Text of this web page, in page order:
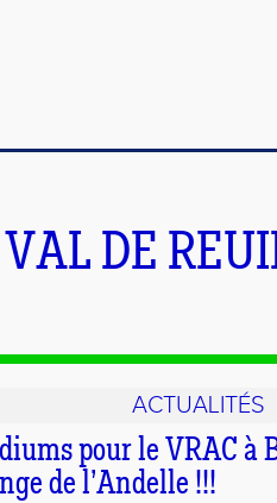
VAL DE
ACTUALITÉS
pour le VRAC à
de l’Andelle !!!